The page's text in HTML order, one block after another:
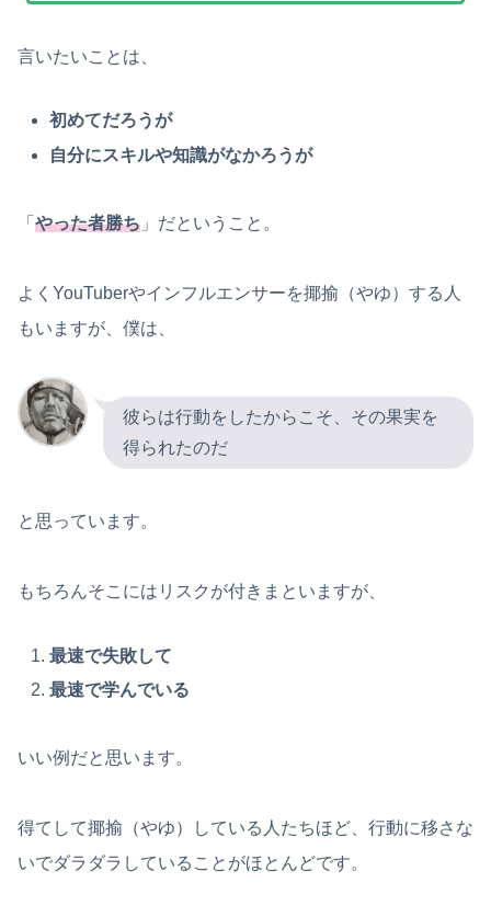
言いたいことは、
初めてだろうが
自分にスキルや知識がなかろうが
「 やった者勝ち 」だということ。
よくYouTuberやインフルエンサーを揶揄（やゆ）する人
もいますが、僕は、
彼らは行動をしたからこそ、その果実を
得られたのだ
と思っています。
もちろんそこにはリスクが付きまといますが、
最速で失敗して
最速で学んでいる
いい例だと思います。
得てして揶揄（やゆ）している人たちほど、行動に移さな
いでダラダラしていることがほとんどです。